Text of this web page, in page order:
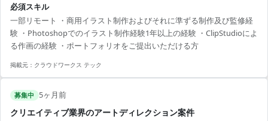
ィックス全般の業務です。 【具体的な業務】 ・イラスト外注＆社内制
作のクオリティ担保、監修 （キャラクターの顔寄せ、背景のパース修
正など外注制作物のクオリティアップ） ・キャラクターイラスト／カ
ードイラスト制作（構図案から実制作まで） ・その他ゲームに使用さ
れる2D素材の制作・監修 担当工程：基本設計・詳細...
必須スキル
一部リモート ・商用イラスト制作およびそれに準ずる制作及び監修経
験 ・Photoshopでのイラスト制作経験1年以上の経験 ・ClipStudioによ
る作画の経験 ・ポートフォリオをご提出いただける方
掲載元： クラウドワークス テック
募集中 5ヶ月前
クリエイティブ業界のアートディレクション案件